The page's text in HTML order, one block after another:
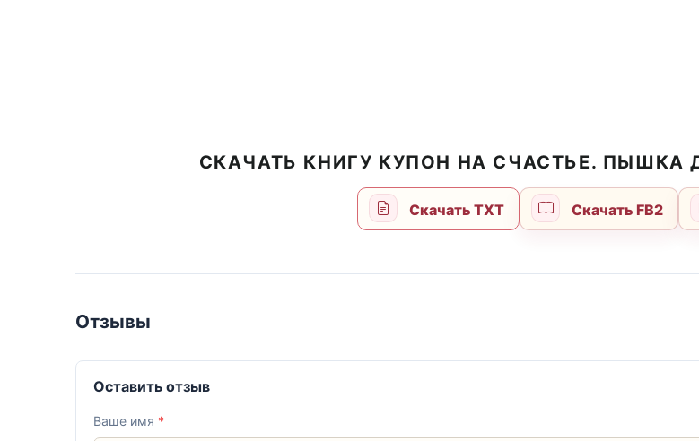
СКАЧАТЬ КНИГУ КУПОН НА СЧАСТЬЕ. ПЫШКА
Скачать TXT Скачать FB2
Отзывы
Оставить отзыв
Ваше имя *